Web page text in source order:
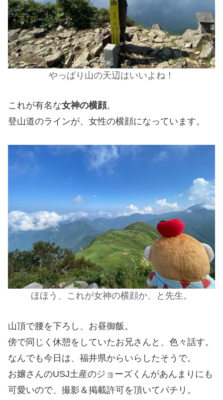
やっぱり山の天辺はいいよね！
これが有名な女神の横顔。
登山道のラインが、女性の横顔になっています。
ほほう、これが女神の横顔か、と先生。
山頂で腰を下ろし、お昼御飯。
傍で同じく休憩をしていたお兄さんと、色々話す。
なんでも今日は、福井県からいらしたそうで。
お嬢さんのUSJ土産のジョーズくんがあんまりにも
可愛いので、撮影＆掲載許可を頂いてパチリ。